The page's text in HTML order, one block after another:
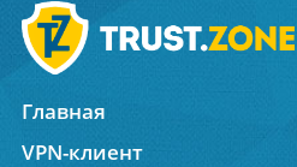
Главная
VPN-клиент